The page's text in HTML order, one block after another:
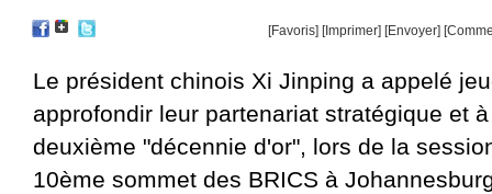
[Favoris] [Imprimer] [Envoyer]
Le président chinois Xi Jinping a appelé
approfondir leur partenariat stratégique et
deuxième "décennie d'or", lors de la
10ème sommet des BRICS à